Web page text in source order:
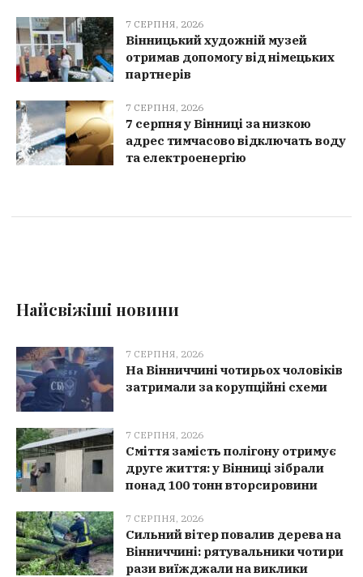
7 СЕРПНЯ, 2026
Вінницький художній музей
отримав допомогу від німецьких
партнерів
7 СЕРПНЯ, 2026
7 серпня у Вінниці за низкою
адрес тимчасово відключать воду
та електроенергію
Найсвіжіші новини
7 СЕРПНЯ, 2026
На Вінниччині чотирьох чоловіків
затримали за корупційні схеми
7 СЕРПНЯ, 2026
Сміття замість полігону отримує
друге життя: у Вінниці зібрали
понад 100 тонн вторсировини
7 СЕРПНЯ, 2026
Сильний вітер повалив дерева на
Вінниччині: рятувальники чотири
рази виїжджали на виклики